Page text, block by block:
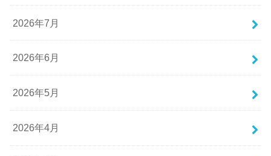
2026年7月
2026年6月
2026年5月
2026年4月